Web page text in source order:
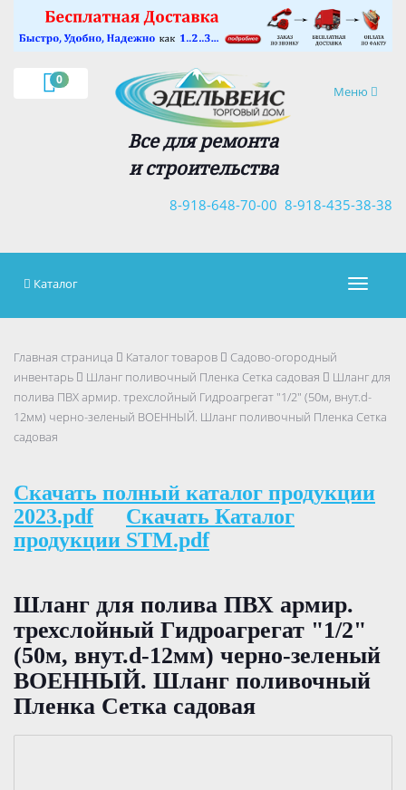
0
Навигация
Меню
Все для ремонта
и строительства
8-918-435-38-38
8-918-648-70-00
×
Каталог
Главная страница Каталог товаров
Садово-огородный
инвентарь
Шланг поливочный Пленка Сетка садовая
Шланг для
полива ПВХ армир. трехслойный Гидроагрегат "1/2" (50м, внут.d-
12мм) черно-зеленый ВОЕННЫЙ. Шланг поливочный Пленка Сетка
садовая
Скачать полный каталог продукции
2023.pdf
Скачать Каталог
продукции STM.pdf
Шланг для полива ПВХ армир.
трехслойный Гидроагрегат "1/2"
(50м, внут.d-12мм) черно-зеленый
ВОЕННЫЙ. Шланг поливочный
Пленка Сетка садовая